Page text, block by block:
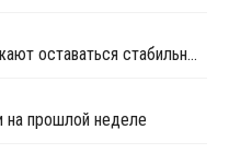
Цены на пропилен в Азии продолжают оставаться стабильными
на прошлой неделе